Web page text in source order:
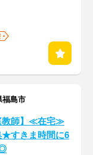
島市
教師】≪在宅≫
すきま時間に6